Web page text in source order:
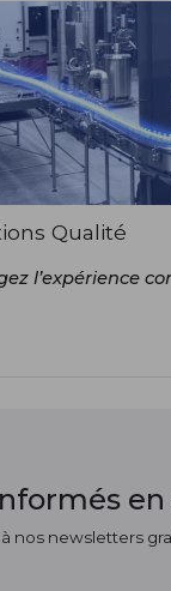
Qualité
l’expérience
nos newsletters